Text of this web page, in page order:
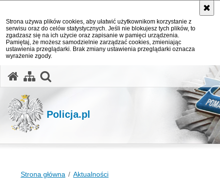
Strona używa plików cookies, aby ułatwić użytkownikom korzystanie z
serwisu oraz do celów statystycznych. Jeśli nie blokujesz tych plików, to
zgadzasz się na ich użycie oraz zapisanie w pamięci urządzenia.
Pamiętaj, że możesz samodzielnie zarządzać cookies, zmieniając
ustawienia przeglądarki. Brak zmiany ustawienia przeglądarki oznacza
wyrażenie zgody.
Policja.pl
Strona główna Aktualności